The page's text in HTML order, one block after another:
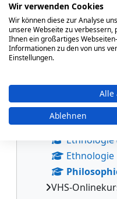
Startseite
Meine Kurse
Nachrichten
Meine Kurse
Ethnologie
Ethnologie
Ethnologie
Ethnologie
VHS-
Wir verwenden Cookies
Wir können diese zur Analyse
unsere Webseite zu
Ihnen ein großartiges
Informationen zu den von uns
Einstellungen.
Alle
Ablehnen